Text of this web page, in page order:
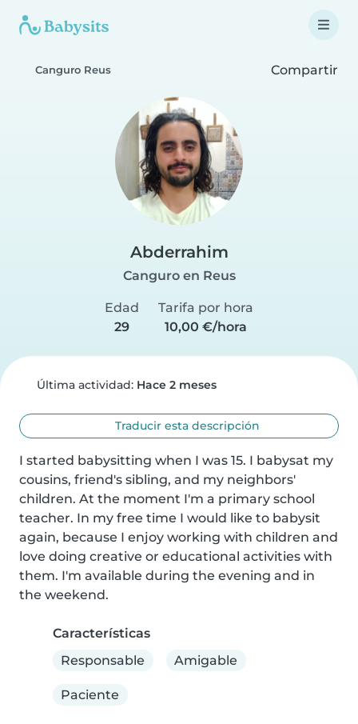
Canguro Reus Compartir
Abderrahim
Canguro en Reus
Edad
29
Tarifa por hora
10,00 €/hora
Última actividad: Hace 2 meses
Traducir esta descripción
I started babysitting when I was 15. I babysat my
cousins, friend's sibling, and my neighbors'
children. At the moment I'm a primary school
teacher. In my free time I would like to babysit
again, because I enjoy working with children and
love doing creative or educational activities with
them. I'm available during the evening and in
the weekend.
Características
Responsable
Amigable
Paciente